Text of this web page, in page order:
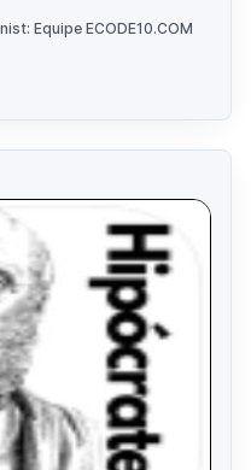
Equipe ECODE10.COM